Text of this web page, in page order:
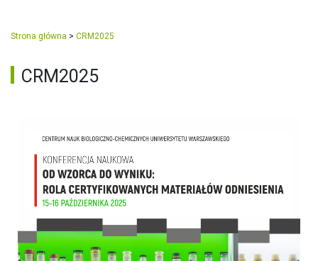
Strona główna > CRM2025
CRM2025